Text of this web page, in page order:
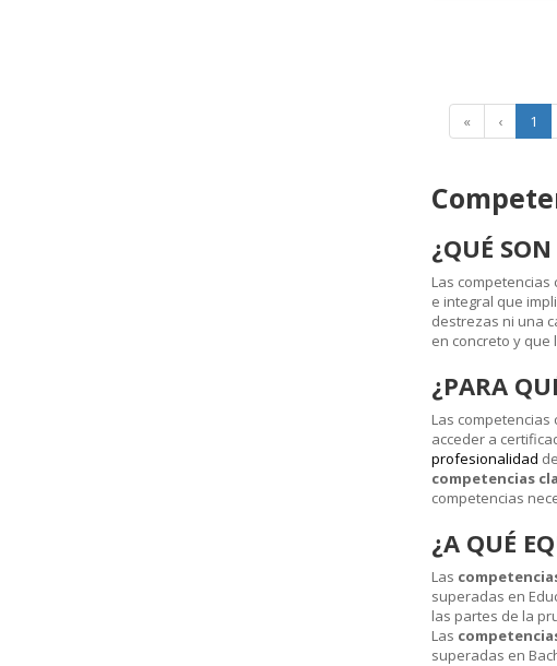
« ‹ 1
¿QUÉ
Las
e integral que
destrezas ni una
en concreto y
¿PARA
Las
acceder a
profesionalidad
competencias
competencias
¿A QUÉ
Las
superadas en
las partes de la
Las
superadas en